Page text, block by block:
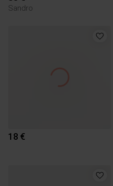
Sandro
18 €